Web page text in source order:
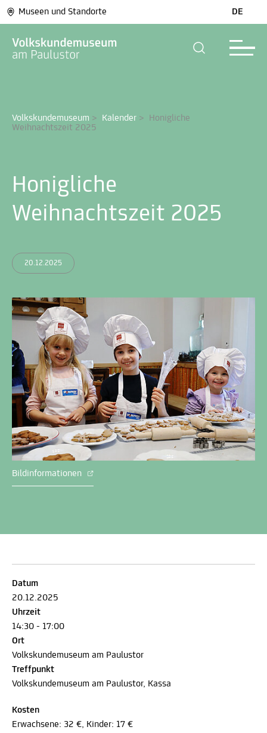
Museen und Standorte DE
Volkskundemuseum > Kalender >
Honigliche
Weihnachtszeit 2025
Honigliche
Weihnachtszeit 2025
20.12.2025
Bildinformationen
Datum
20.12.2025
Uhrzeit
14:30 - 17:00
Ort
Volkskundemuseum am Paulustor
Treffpunkt
Volkskundemuseum am Paulustor, Kassa
Kosten
Erwachsene: 32 €, Kinder: 17 €